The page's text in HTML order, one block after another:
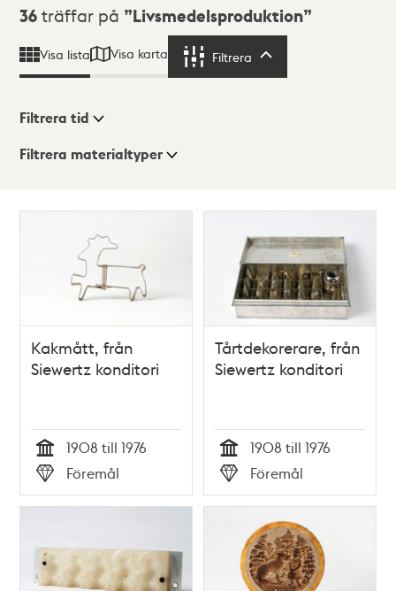
Sökresultat
36 träffar på Livsmedelsproduktion
Visa lista Visa karta Filtrera
Visningsläge
Filtrera tid
Filtrera materialtyper
Kakmått, från
Siewertz konditori
Tid
1908 till 1976
Typ
Föremål
Tårtdekorerare, från
Siewertz konditori
Tid
1908 till 1976
Typ
Föremål